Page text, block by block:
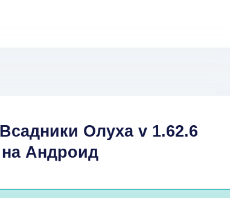
Олуха v 1.62.6
Андроид